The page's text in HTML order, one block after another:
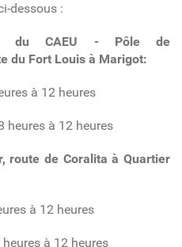
dessous :
du CAEU - Pôle de
du Fort Louis à Marigot:
à 12 heures
heures à 12 heures
route de Coralita à Quartier
à 12 heures
à 12 heures